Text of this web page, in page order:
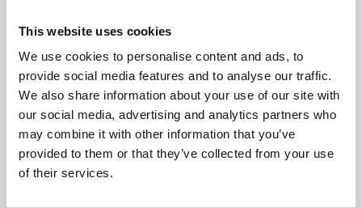
This website uses cookies
We use cookies to personalise content and ads, to
provide social media features and to analyse our traffic.
We also share information about your use of our site with
our social media, advertising and analytics partners who
may combine it with other information that you’ve
provided to them or that they’ve collected from your use
of their services.
kurvor och hopp, drop, step ups och rullar. Hövdingen
startar i Gravityzone och redan i början av leden kan du
välja att utmana dig själv ytterligare genom att välja en kort
svart Skill Challenge.
Nivå: Medelsvår
Längd: 500 meter
Nedstigning: 40 meter